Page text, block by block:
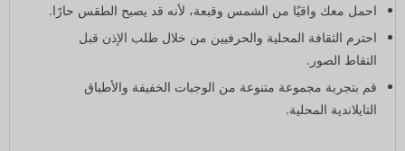
احمل معك واقيًا من الشمس وقبعة، لأنه قد يصبح الطقس حارًا.
احترم الثقافة المحلية والحرفيين من خلال طلب الإذن قبل
التقاط الصور.
قم بتجربة مجموعة متنوعة من الوجبات الخفيفة والأطباق
التايلاندية المحلية.